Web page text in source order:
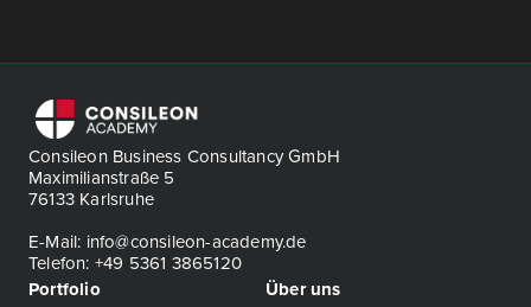
Consileon Business Consultancy GmbH
Maximilianstraße 5
76133 Karlsruhe
E-Mail: info@consileon-academy.de
Telefon: +49 5361 3865120
Portfolio
Über uns